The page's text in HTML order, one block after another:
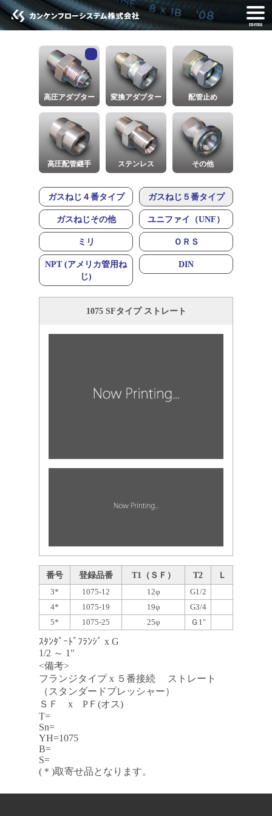
menu
高圧アダプター 変換アダプター 配管止め
高圧配管継手 ステンレス その他
ガスねじ４番タイプ ガスねじ５番タイプ
ガスねじその他 ユニファイ（UNF）
ミリ ＯＲＳ
NPT (アメリカ管用ね
じ)
DIN
1075 SFタイプ ストレート
番号 登録品番 T1（ＳＦ） T2 Ｌ
3* 1075-12 12φ
G1/2
4*
1075-19 19φ
G3/4
5*
1075-25 25φ Ｇ1"
ｽﾀﾝﾀﾞｰﾄﾞﾌﾗﾝｼﾞ x G
1/2 ～ 1"
<備考>
フランジタイプ x ５番接続 ストレート
（スタンダードプレッシャー）
ＳＦ x PＦ(オス)
T=
Sn=
YH=1075
B=
S=
(＊)取寄せ品となります。